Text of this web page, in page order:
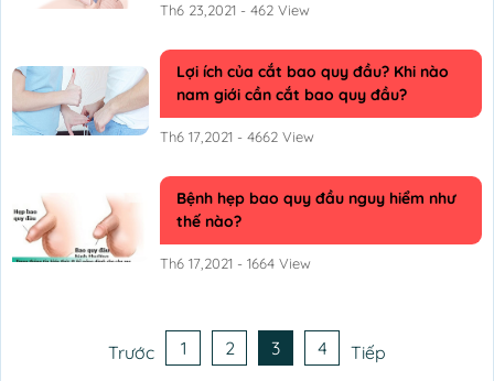
Th6 23,2021 - 462 View
Lợi ích của cắt bao quy đầu? Khi nào
nam giới cần cắt bao quy đầu?
Th6 17,2021 - 4662 View
Bệnh hẹp bao quy đầu nguy hiểm như
thế nào?
Th6 17,2021 - 1664 View
Trước 1 2 3 4 Tiếp